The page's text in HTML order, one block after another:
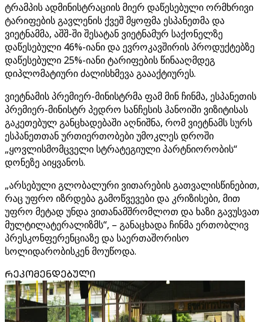
ტრამპის ადმინისტრაციის მიერ დაწესებული ორმხრივი
ტარიფების გავლენის ქვეშ მყოფმა ესპანეთმა და
ვიეტნამმა, აშშ-ში შესატან ვიეტნამურ საქონელზე
დაწესებული 46%-იანი და ევროკავშირის პროდუქტებზე
დაწესებული 25%-იანი ტარიფების წინააღმდეგ
დიპლომატიური ძალისხმევა გაააქტიურეს.
ვიეტნამის პრემიერ-მინისტრმა ფამ მინ ჩინმა, ესპანეთის
პრემიერ-მინისტრ პედრო სანჩესის ჰანოიში ვიზიტისას
გაკეთებულ განცხადებაში აღნიშნა, რომ ვიეტნამს სურს
ესპანეთთან ურთიერთობები უმოკლეს დროში
„ყოვლისმომცველი სტრატეგიული პარტნიორობის“
დონეზე აიყვანოს.
„არსებული გლობალური ვითარების გათვალისწინებით,
რაც უფრო იზრდება გამოწვევები და კრიზისები, მით
უფრო მეტად უნდა ვითანამშრომლოთ და ხაზი გავუსვათ
მულტილატერალიზმს“, – განაცხადა ჩინმა ერთობლივ
პრესკონფერენციაზე და საერთაშორისო
სოლიდარობისკენ მოუწოდა.
ᲠᲔᲙᲝᲛᲔᲜᲓᲔᲑᲣᲚᲘ